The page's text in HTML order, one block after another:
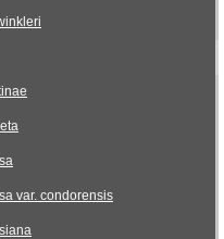
var. condorensis